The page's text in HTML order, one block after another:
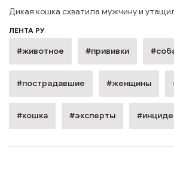
Дикая кошка схватила мужчину и
ЛЕНТА РУ
#животное #прививки
#пострадавшие #женщины
#кошка #эксперты